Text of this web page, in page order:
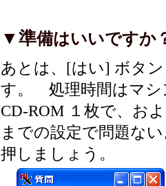
▼準備はいいですか
あとは、[はい] ボタ
す。 処理時間はマシ
CD-ROM １枚で、お
までの設定で問題な
押しましょう。